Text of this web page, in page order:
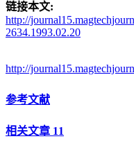
链接本文:
http://
2634.1993.02.20
http://
参考文献
相关文章 11